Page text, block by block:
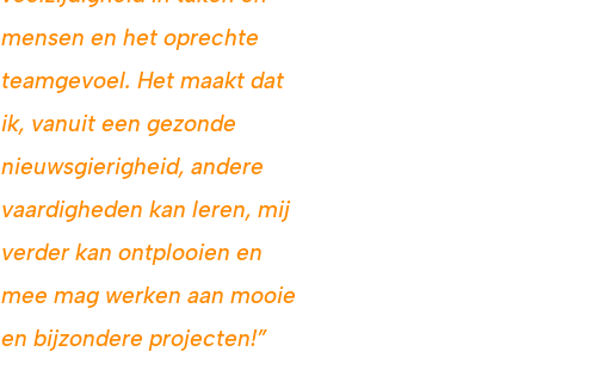
mensen en het oprechte
teamgevoel. Het maakt dat
ik, vanuit een gezonde
nieuwsgierigheid, andere
vaardigheden kan leren, mij
verder kan ontplooien en
mee mag werken aan mooie
en bijzondere projecten!”